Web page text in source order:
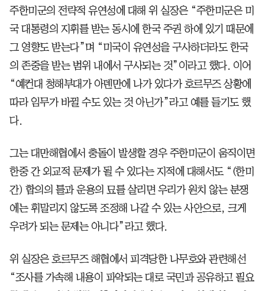
주한미군의 전략적 유연성에 대해 위 실장은 “주한미군은 미
국 대통령의 지휘를 받는 동시에 한국 주권 하에 있기 때문에
그 영향도 받는다”며 “미국이 유연성을 구사하더라도 한국
의 존중을 받는 범위 내에서 구사되는 것”이라고 했다. 이어
“예컨대 청해부대가 아덴만에 나가 있다가 호르무즈 상황에
따라 임무가 바뀔 수도 있는 것 아닌가”라고 예를 들기도 했
다.
그는 대만해협에서 충돌이 발생할 경우 주한미군이 움직이면
한중 간 외교적 문제가 될 수 있다는 지적에 대해서도 “(한미
간) 합의의 틀과 운용의 묘를 살리면 우리가 원치 않는 분쟁
에는 휘말리지 않도록 조정해 나갈 수 있는 사안으로, 크게
우려가 되는 문제는 아니다”라고 했다.
위 실장은 호르무즈 해협에서 피격당한 나무호와 관련해선
“조사를 가속해 내용이 파악되는 대로 국민과 공유하고 필요